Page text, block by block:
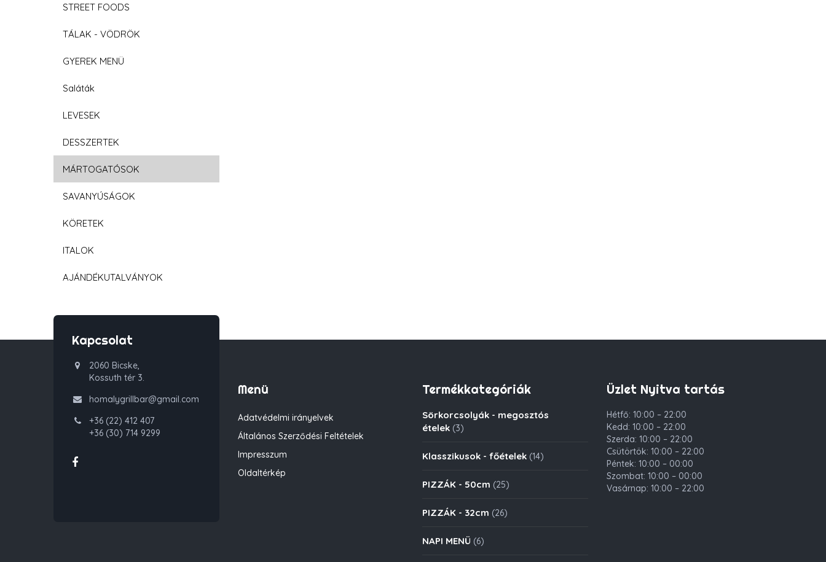
STREET FOODS
TÁLAK - VÖDRÖK
GYEREK MENÜ
Saláták
LEVESEK
DESSZERTEK
MÁRTOGATÓSOK
SAVANYÚSÁGOK
KÖRETEK
ITALOK
AJÁNDÉKUTALVÁNYOK
Kapcsolat
2060 Bicske,
Kossuth tér 3.
homalygrillbar@gmail.com
+36 (22) 412 407
+36 (30) 714 9299
Menü
Adatvédelmi irányelvek
Általános Szerződési Feltételek
Impresszum
Oldaltérkép
Termékkategóriák
Sörkorcsolyák - megosztós
ételek (3)
Klasszikusok - főételek (14)
PIZZÁK - 50cm (25)
PIZZÁK - 32cm (26)
NAPI MENÜ (6)
Üzlet Nyitva tartás
Hétfő: 10:00 – 22:00
Kedd: 10:00 – 22:00
Szerda: 10:00 – 22:00
Csütörtök: 10:00 – 22:00
Péntek: 10:00 – 00:00
Szombat: 10:00 – 00:00
Vasárnap: 10:00 – 22:00